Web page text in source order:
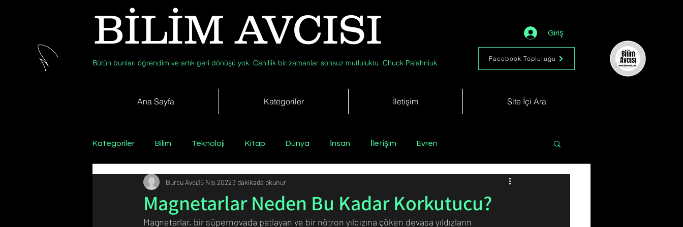
BİLİM AVCISI
Bütün bunları öğrendim ve artık geri dönüşü yok. Cahillik bir zamanlar sonsuz mutluluktu. Chuck Palahniuk
Giriş
Facebook Topluluğu
Ana Sayfa Kategoriler İletişim Site İçi Ara
Kategoriler Bilim Teknoloji Kitap Dünya İnsan İletişim Evren
Psikoloji / Sosyoloji / Felsefe Tıp Arkeoloji
Günün Fotoğrafı Biyoloji Günün Düşüneni Çevre Kısa Kısa Bilim
Magnetarlar Neden Bu Kadar Korkutucu?
Burcu Avcı15 Nis 20223 dakikada okunur
Magnetarlar, bir süpernovada patlayan ve bir nötron yıldızına çöken devasa yıldızların